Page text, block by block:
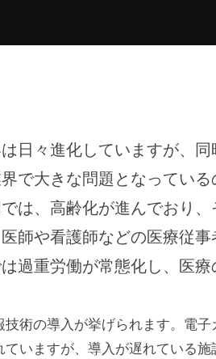
日々進化していますが、
で大きな問題となってい
は、高齢化が進んでおり
師や看護師などの医療従
過重労働が常態化し、医
技術の導入が挙げられます。電
ていますが、導入が遅れている